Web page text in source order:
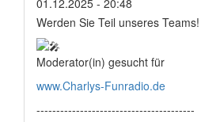
01.12.2025 - 20:48
Werden Sie Teil unseres Teams!
Moderator(in) gesucht für
www.Charlys-Funradio.de
----------------------------------------